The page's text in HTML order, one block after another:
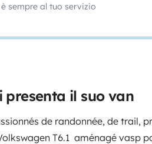
sempre al tuo servizio
presenta il suo van
de randonnée, de trail,
T6.1 aménagé vasp